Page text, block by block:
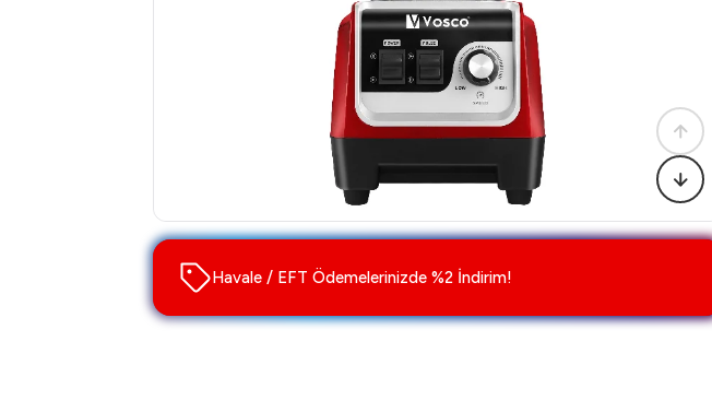
Havale / EFT Ödemelerinizde %2 İndirim!